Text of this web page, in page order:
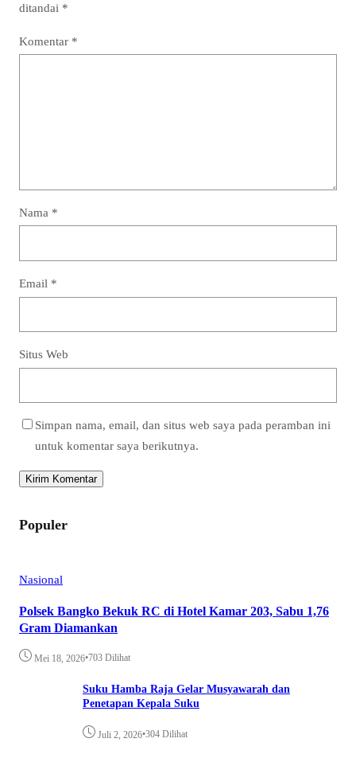
ditandai *
Komentar *
Nama *
Email *
Situs Web
Simpan nama, email, dan situs web saya pada peramban ini
untuk komentar saya berikutnya.
Populer
Nasional
Polsek Bangko Bekuk RC di Hotel Kamar 203, Sabu 1,76
Gram Diamankan
Mei 18, 2026•703 Dilihat
Suku Hamba Raja Gelar Musyawarah dan
Penetapan Kepala Suku
Juli 2, 2026•304 Dilihat